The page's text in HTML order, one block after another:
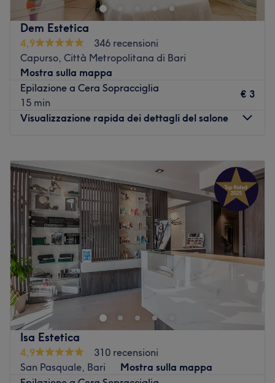
Dem Estetica
4,9
346 recensioni
Capurso, Città Metropolitana di Bari
Mostra sulla mappa
Epilazione a Cera Sopracciglia
15 min
€ 3
Visualizzazione rapida dei dettagli del salone
Martedì
20:00
Mercoledì
20:00
Giovedì
09:30–20:00
Venerdì
20:00
Sabato
13:30
Domenica
Chiuso
Il centro estetico Dem Estetica si trova al numero 71 di via
Madonna del Pozzo a Capurso, in provincia di Bari, ed è
il luogo ideale per prendersi cura del proprio corpo e del
proprio benessere. Con trattamenti specializzati e
prodotti di ottima qualità del brand ISHI, la titolare
Alessandra de Muri si occupa della bellezza di corpo,
viso e mani dei suoi clienti. Nel centro infatti, in un
ambiente rilassante e accogliente, si può usufruire di
Isa Estetica
4,9
310 recensioni
San Pasquale, Bari
Mostra sulla mappa